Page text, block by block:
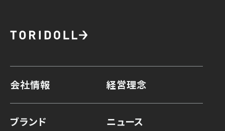
会社情報 経営理念
ブランド ニュース